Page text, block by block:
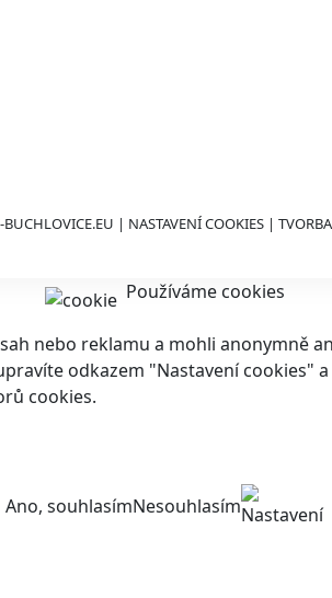
| NASTAVENÍ COOKIES |
Používáme cookies
nebo reklamu a mohli anonymně
odkazem "Nastavení
cookies.
Ano, souhlasímNesouhlasímNastavení